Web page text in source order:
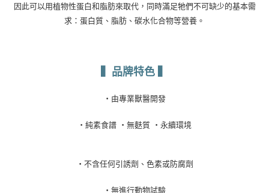
因此可以用植物性蛋白和脂肪來取代，同時滿足牠們不可缺少的基本需
求：蛋白質 、脂肪、碳水化合物等營養。
▍品牌特色
・ 由專業獸醫開發
・ 純素食譜 ・ 無麩質 ・ 永續環境
・ 不含任何引誘劑、色素或防腐劑
・ 無進行動物試驗